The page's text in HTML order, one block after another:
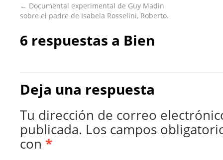
← Documental experimental de Guy Madin
sobre el padre de Isabela Rosselini, Roberto.
6 respuestas a Bien
Deja una respuesta
Tu dirección de correo
publicada. Los campos
con *